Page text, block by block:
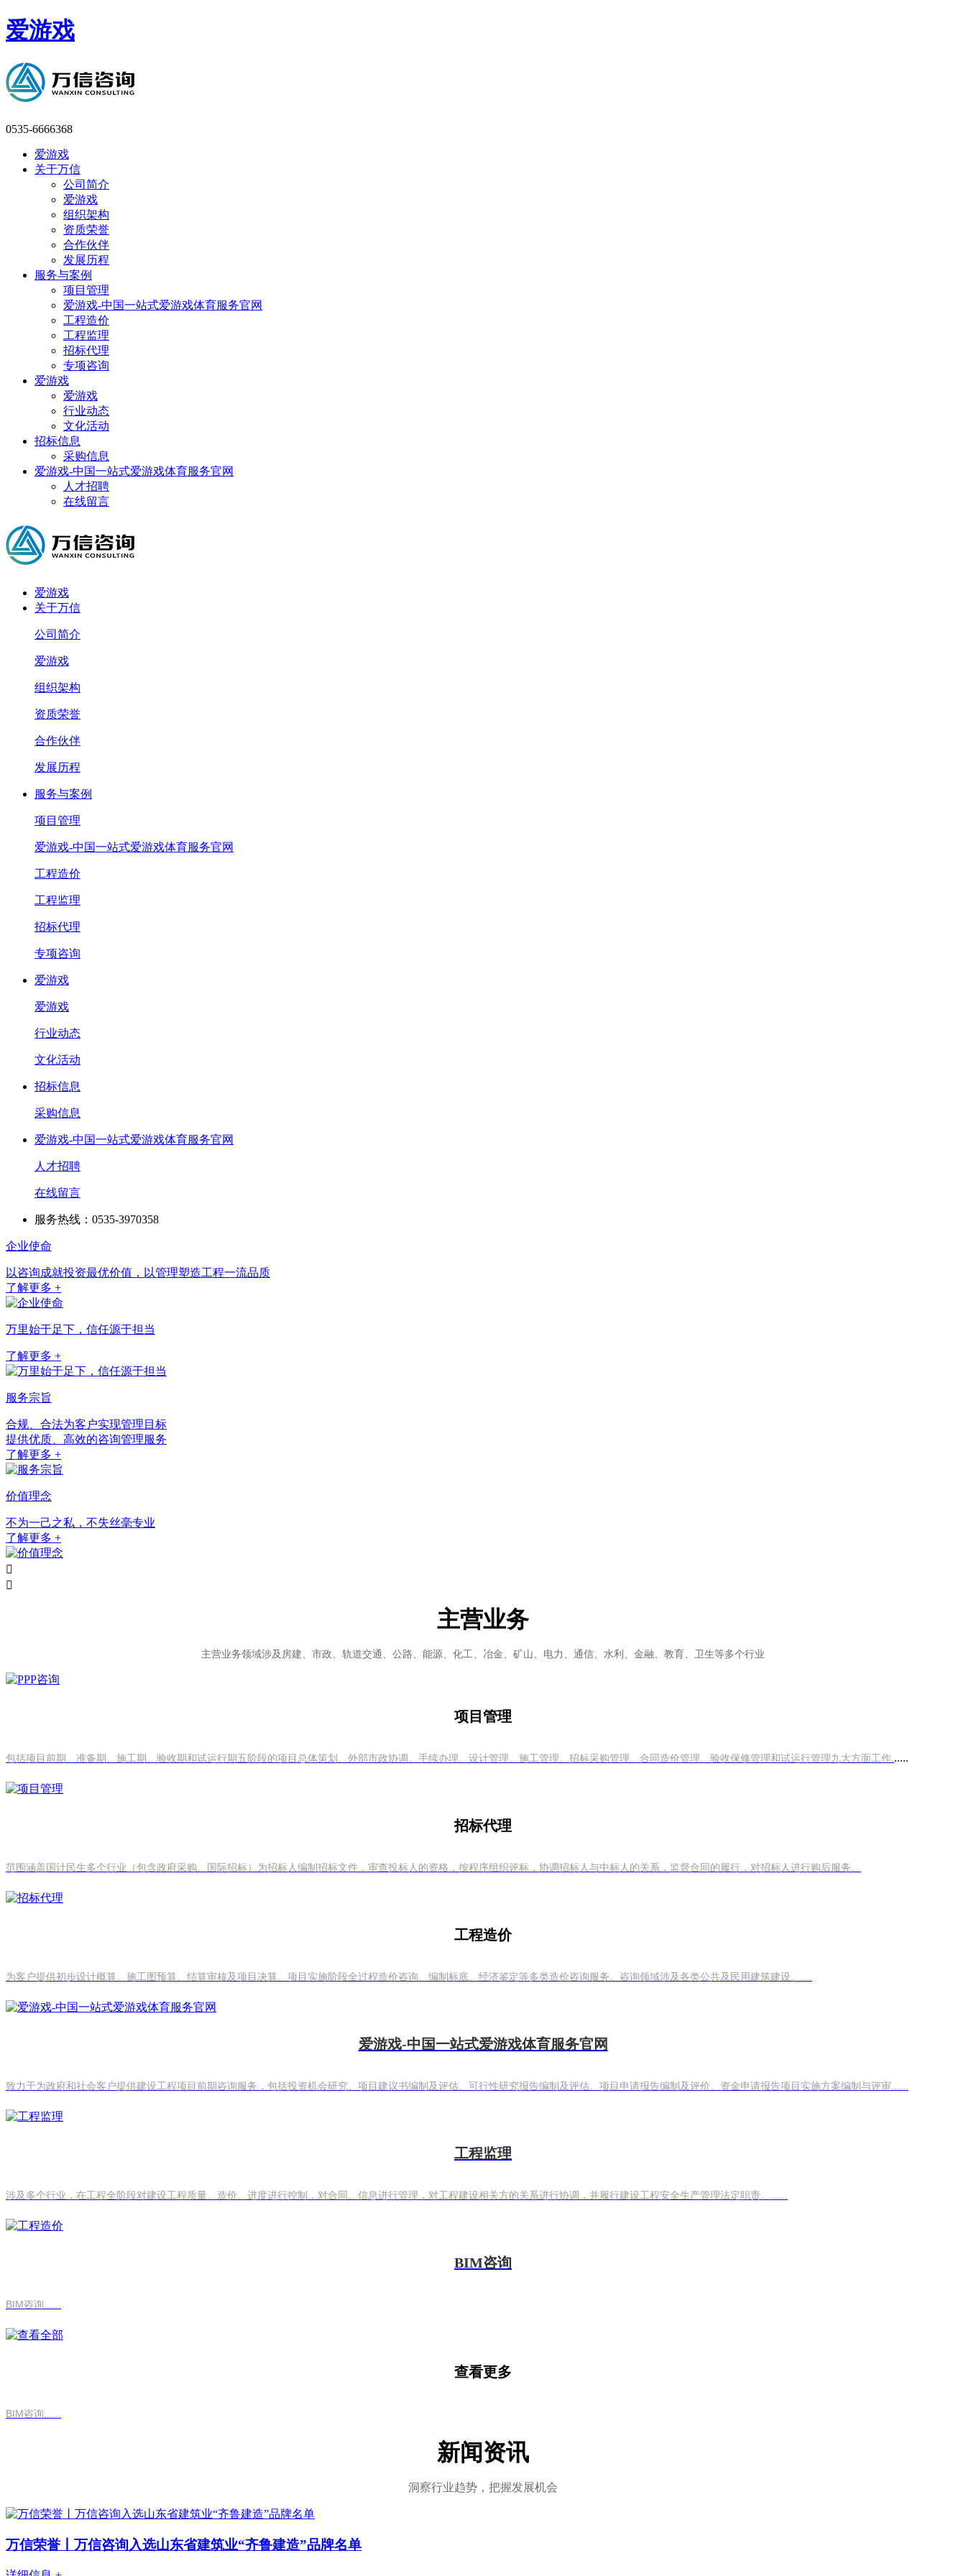
爱游戏
0535-6666368
爱游戏
关于万信
公司简介
爱游戏
组织架构
资质荣誉
合作伙伴
发展历程
服务与案例
项目管理
爱游戏-中国一站式爱游戏体育服务官网
工程造价
工程监理
招标代理
专项咨询
爱游戏
爱游戏
行业动态
文化活动
招标信息
采购信息
爱游戏-中国一站式爱游戏体育服务官网
人才招聘
在线留言
爱游戏
关于万信
公司简介
爱游戏
组织架构
资质荣誉
合作伙伴
发展历程
服务与案例
项目管理
爱游戏-中国一站式爱游戏体育服务官网
工程造价
工程监理
招标代理
专项咨询
爱游戏
爱游戏
行业动态
文化活动
招标信息
采购信息
爱游戏-中国一站式爱游戏体育服务官网
人才招聘
在线留言
服务热线：0535-3970358
企业使命
以咨询成就投资最优价值，以管理塑造工程一流品质
了解更多 +
万里始于足下，信任源于担当
了解更多 +
服务宗旨
合规、合法为客户实现管理目标
提供优质、高效的咨询管理服务
了解更多 +
价值理念
不为一己之私，不失丝毫专业
了解更多 +


主营业务
主营业务领域涉及房建、市政、轨道交通、公路、能源、化工、冶金、矿山、电力、通信、水利、金融、教育、卫生等多个行业
项目管理
包括项目前期、准备期、施工期、验收期和试运行期五阶段的项目总体策划、外部市政协调、手续办理、设计管理、施工管理、招标采购管理、合同造价管理、验收保修管理和试运行管理九大方面工作. .....
招标代理
范围涵盖国计民生多个行业（包含政府采购、国际招标）为招标人编制招标文件，审查投标人的资格，按程序组织评标，协调招标人与中标人的关系，监督合同的履行，对招标人进行购后服务。
工程造价
为客户提供初步设计概算、施工图预算、结算审核及项目决算、项目实施阶段全过程造价咨询、编制标底、经济鉴定等多类造价咨询服务。咨询领域涉及各类公共及民用建筑建设。....
爱游戏-中国一站式爱游戏体育服务官网
致力于为政府和社会客户提供建设工程项目前期咨询服务，包括投资机会研究、项目建议书编制及评估、可行性研究报告编制及评估、项目申请报告编制及评价、资金申请报告项目实施方案编制与评审......
工程监理
涉及多个行业，在工程全阶段对建设工程质量、造价、进度进行控制，对合同、信息进行管理，对工程建设相关方的关系进行协调，并履行建设工程安全生产管理法定职责。......
BIM咨询
BIM咨询......
查看更多
BIM咨询......
新闻资讯
洞察行业趋势，把握发展机会
万信荣誉丨万信咨询入选山东省建筑业“齐鲁建造”品牌名单